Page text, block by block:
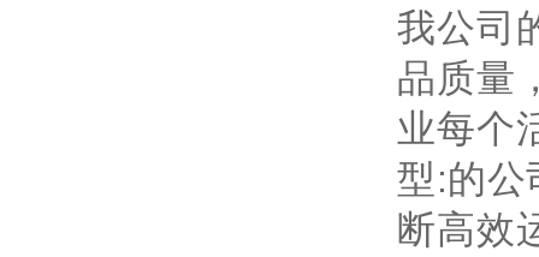
我公司
品质量
业每个
型:的公
断高效